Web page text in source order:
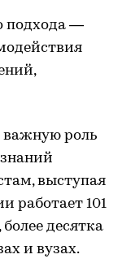
подхода —
роль
выступая
работает 101
десятка
и вузах.